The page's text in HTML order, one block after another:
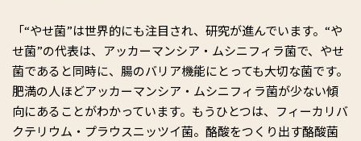
「“やせ菌”は世界的にも注目され、研究が進んでいます。“や
せ菌”の代表は、アッカーマンシア・ムシニフィラ菌で、やせ
菌であると同時に、腸のバリア機能にとっても大切な菌です。
肥満の人ほどアッカーマンシア・ムシニフィラ菌が少ない傾
向にあることがわかっています。もうひとつは、フィーカリバ
クテリウム・プラウスニッツイ菌。酪酸をつくり出す酪酸菌